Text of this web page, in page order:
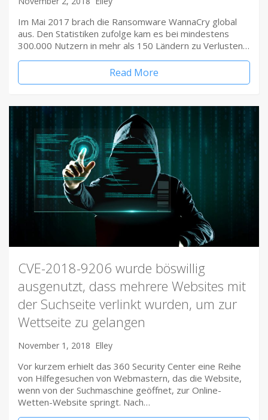
Im Mai 2017 brach die Ransomware WannaCry global
aus. Den Statistiken zufolge kam es bei mindestens
300.000 Nutzern in mehr als 150 Ländern zu Verlusten…
Read More
CVE-2018-9206 wurde böswillig
ausgenutzt, dass mehrere Websites mit
der Suchseite verlinkt wurden, um zur
Wettseite zu gelangen
November 1, 2018 Elley
Vor kurzem erhielt das 360 Security Center eine Reihe
von Hilfegesuchen von Webmastern, das die Website,
wenn von der Suchmaschine geöffnet, zur Online-
Wetten-Website springt. Nach…